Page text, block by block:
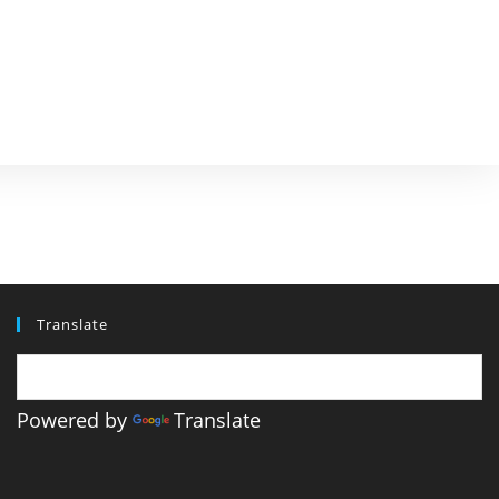
Translate
Powered by Translate